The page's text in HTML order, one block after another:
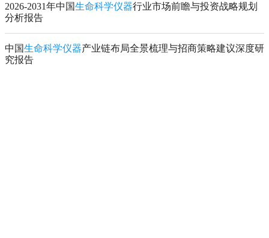
2026-2031年中国生命科学仪器行业市场前瞻与投资战略规划
分析报告
中国生命科学仪器产业链布局全景梳理与招商策略建议深度研
究报告